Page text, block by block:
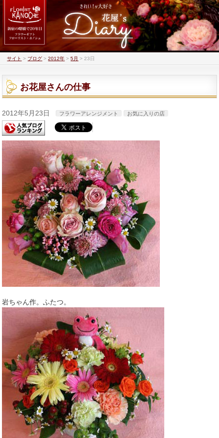
サイト > ブログ >2012年 >5月 >23日
お花屋さんの仕事
2012年5月23日 フラワーアレンジメント お気に入りの店
岩ちゃん作。ふたつ。